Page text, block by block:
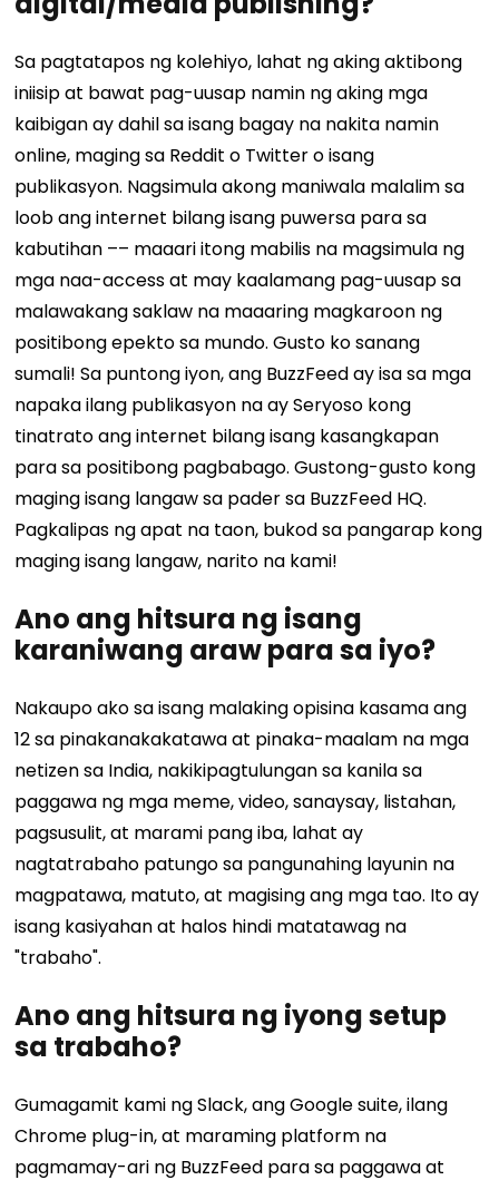
Sa pagtatapos ng kolehiyo, lahat ng aking aktibong
iniisip at bawat pag-uusap namin ng aking mga
kaibiganaydahil sa isang bagay na nakita namin
online, maging sa Reddit o Twitter o isang
publikasyon. Nagsimula akong maniwala malalim sa
loobang internet bilang isang puwersa para sa
kabutihan –– maaari itong mabilis na magsimula ng
mga naa-access at may kaalamang pag-uusap sa
malawakang saklaw na maaaring magkaroon ng
positibong epekto sa mundo. Gusto ko sanang
sumali! Sa puntong iyon, ang BuzzFeed ay isa sa mga
napakailang publikasyon naaySeryoso kong
tinatrato ang internet bilang isang kasangkapan
para sa positibong pagbabago. Gustong-gusto kong
maging isang langaw sa pader sa BuzzFeed HQ.
Pagkalipas ng apat na taon, bukod sa pangarap kong
maging isang langaw, narito na kami!
Ano ang hitsura ng isang
karaniwang araw para sa iyo?
Nakaupo ako sa isang malaking opisina kasama ang
12 sa pinakanakakatawa at pinaka-maalam na mga
netizen sa India, nakikipagtulungan sa kanila sa
paggawa ng mga meme, video, sanaysay, listahan,
pagsusulit, at marami pang iba, lahat ay
nagtatrabaho patungo sa pangunahing layunin na
magpatawa, matuto, at magising ang mga tao. Ito ay
isang kasiyahan at halos hindi matatawag na
"trabaho".
Ano ang hitsura ng iyong setup
sa trabaho?
Gumagamit kami ng Slack, ang Google suite, ilang
Chrome plug-in, at maraming platform na
pagmamay-ari ng BuzzFeed para sa paggawa at